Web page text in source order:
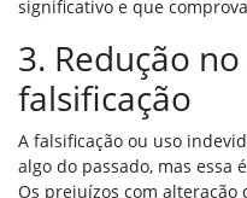
significativo e que
3. Redução
falsificação
A falsificação ou uso
algo do passado, mas essa
Os prejuízos com alteração